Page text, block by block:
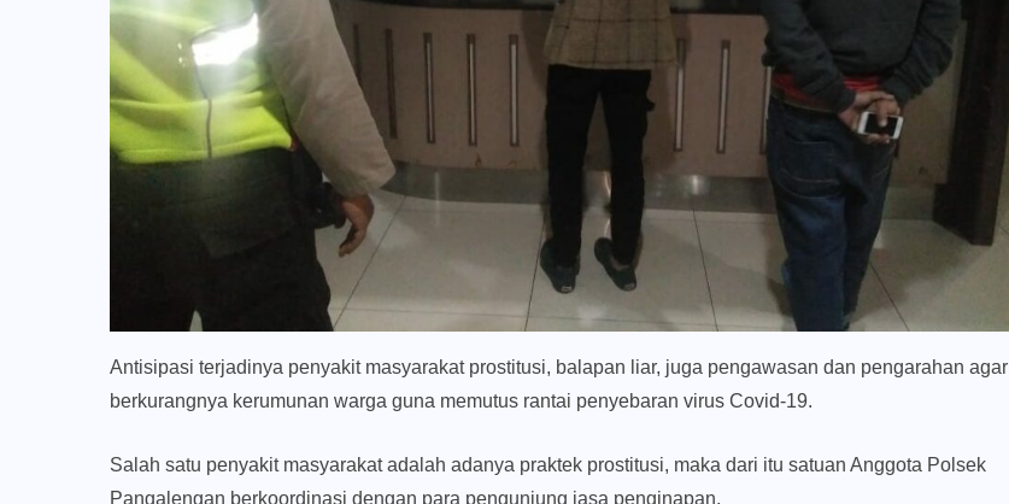
Antisipasi terjadinya penyakit masyarakat prostitusi, balapan liar, juga pengawasan dan pengarahan agar
berkurangnya kerumunan warga guna memutus rantai penyebaran virus Covid-19.
Salah satu penyakit masyarakat adalah adanya praktek prostitusi, maka dari itu satuan Anggota Polsek
Pangalengan berkoordinasi dengan para pengunjung jasa penginapan.